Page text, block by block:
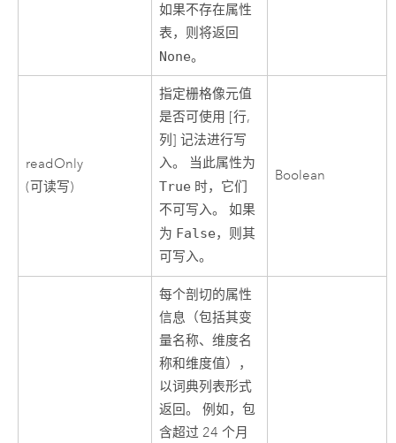
如果不存在属性
表，则将返回
None。
readOnly
(可读写)
指定栅格像元值
是否可使用 [行,
列] 记法进行写
入。 当此属性为
True 时，它们
不可写入。 如果
为 False，则其
可写入。
Boolean
每个剖切的属性
信息（包括其变
量名称、维度名
称和维度值），
以词典列表形式
返回。 例如，包
含超过 24 个月